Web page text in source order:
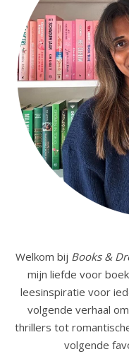
Welkom bij Books &
mijn liefde voor
leesinspiratie voor
volgende verhaal
thrillers tot
volgende